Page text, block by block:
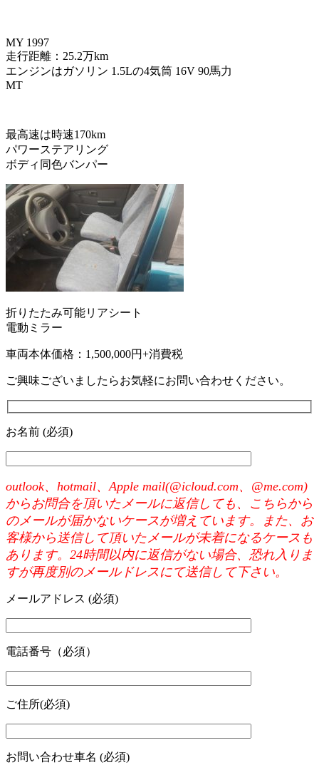
MY 1997
走行距離：25.2万km
エンジンはガソリン 1.5Lの4気筒 16V 90馬力
MT
最高速は時速170km
パワーステアリング
ボディ同色バンパー
折りたたみ可能リアシート
電動ミラー
車両本体価格：1,500,000円+消費税
ご興味ございましたらお気軽にお問い合わせください。
お名前 (必須)
outlook、hotmail、Apple mail(@icloud.com、@me.com)
からお問合を頂いたメールに返信しても、こちらから
のメールが届かないケースが増えています。また、お
客様から送信して頂いたメールが未着になるケースも
あります。24時間以内に返信がない場合、恐れ入りま
すが再度別のメールドレスにて送信して下さい。
メールアドレス (必須)
電話番号（必須）
ご住所(必須)
お問い合わせ車名 (必須)